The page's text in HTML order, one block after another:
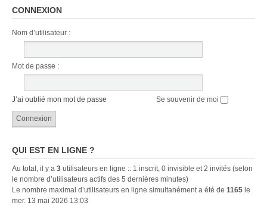
CONNEXION
Nom d’utilisateur :
Mot de passe :
J’ai oublié mon mot de passe Se souvenir de moi
QUI EST EN LIGNE ?
Au total, il y a 3 utilisateurs en ligne :: 1 inscrit, 0 invisible et 2 invités (selon
le nombre d’utilisateurs actifs des 5 dernières minutes)
Le nombre maximal d’utilisateurs en ligne simultanément a été de 1165 le
mer. 13 mai 2026 13:03